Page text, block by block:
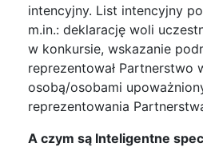
intencyjny. List intencyjny
m.in.: deklarację woli
w konkursie, wskazanie
reprezentował Partnerstwo
osobą/osobami
reprezentowania
A czym są Inteligentne